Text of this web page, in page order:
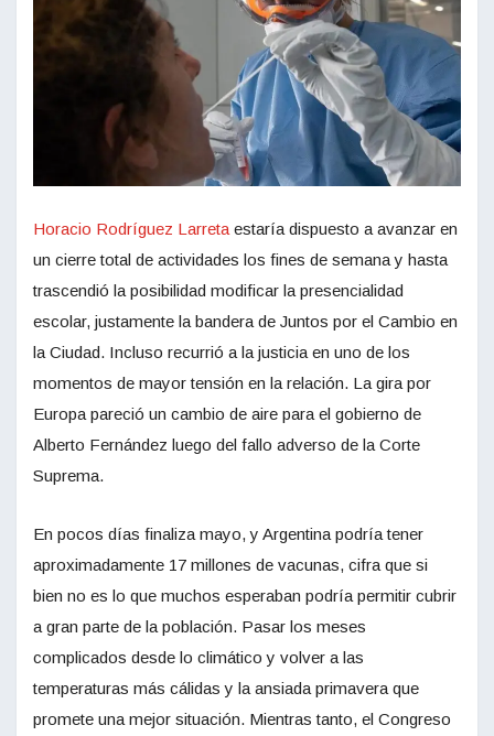
Horacio Rodríguez Larreta estaría dispuesto a avanzar en
un cierre total de actividades los fines de semana y hasta
trascendió la posibilidad modificar la presencialidad
escolar, justamente la bandera de Juntos por el Cambio en
la Ciudad. Incluso recurrió a la justicia en uno de los
momentos de mayor tensión en la relación. La gira por
Europa pareció un cambio de aire para el gobierno de
Alberto Fernández luego del fallo adverso de la Corte
Suprema.
En pocos días finaliza mayo, y Argentina podría tener
aproximadamente 17 millones de vacunas, cifra que si
bien no es lo que muchos esperaban podría permitir cubrir
a gran parte de la población. Pasar los meses
complicados desde lo climático y volver a las
temperaturas más cálidas y la ansiada primavera que
promete una mejor situación. Mientras tanto, el Congreso